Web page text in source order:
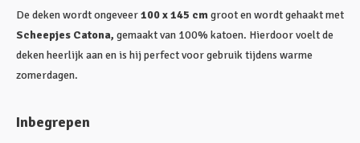
De deken wordt ongeveer100 x 145 cmgroot en wordt gehaakt met
Scheepjes Catona, gemaakt van 100% katoen. Hierdoor voelt de
deken heerlijk aan en is hij perfect voor gebruik tijdens warme
zomerdagen.
Inbegrepen